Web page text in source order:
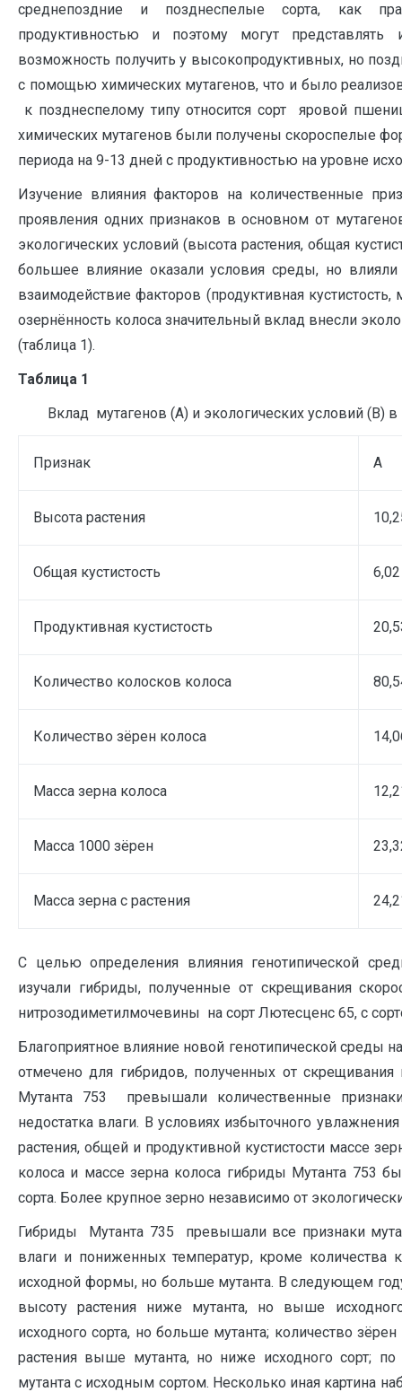
среднепоздние и позднеспелые сорта, как
продуктивностью и поэтому могут
возможность получить у высокопродуктивных, но
с помощью химических мутагенов, что и было
к позднеспелому типу относится сорт яровой
химических мутагенов были получены скороспелые
периода на 9-13 дней с продуктивностью на уровне
Изучение влияния факторов на количественные
проявления одних признаков в основном от
экологических условий (высота растения, общая
большее влияние оказали условия среды, но
взаимодействие факторов (продуктивная
озернённость колоса значительный вклад внесли
(таблица 1).
Таблица 1
Вклад мутагенов (А) и экологических условий (В)
Признак А
Высота растения
Общая кустистость 6,02
Продуктивная кустистость
Количество колосков колоса
Количество зёрен колоса
Масса зерна колоса
Масса 1000 зёрен
Масса зерна с растения
С целью определения влияния генотипической
изучали гибриды, полученные от скрещивания
нитрозодиметилмочевины на сорт Лютесценс 65, с
Благоприятное влияние новой генотипической среды
отмечено для гибридов, полученных от
Мутанта 753 превышали количественные
недостатка влаги. В условиях избыточного
растения, общей и продуктивной кустистости массе
колоса и массе зерна колоса гибриды Мутанта 753
сорта. Более крупное зерно независимо от
Гибриды Мутанта 735 превышали все признаки
влаги и пониженных температур, кроме
исходной формы, но больше мутанта. В следующем
высоту растения ниже мутанта, но выше
исходного сорта, но больше мутанта; количество
растения выше мутанта, но ниже исходного сорт;
мутанта с исходным сортом. Несколько иная картина